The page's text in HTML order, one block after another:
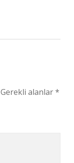
Gerekli alanlar*